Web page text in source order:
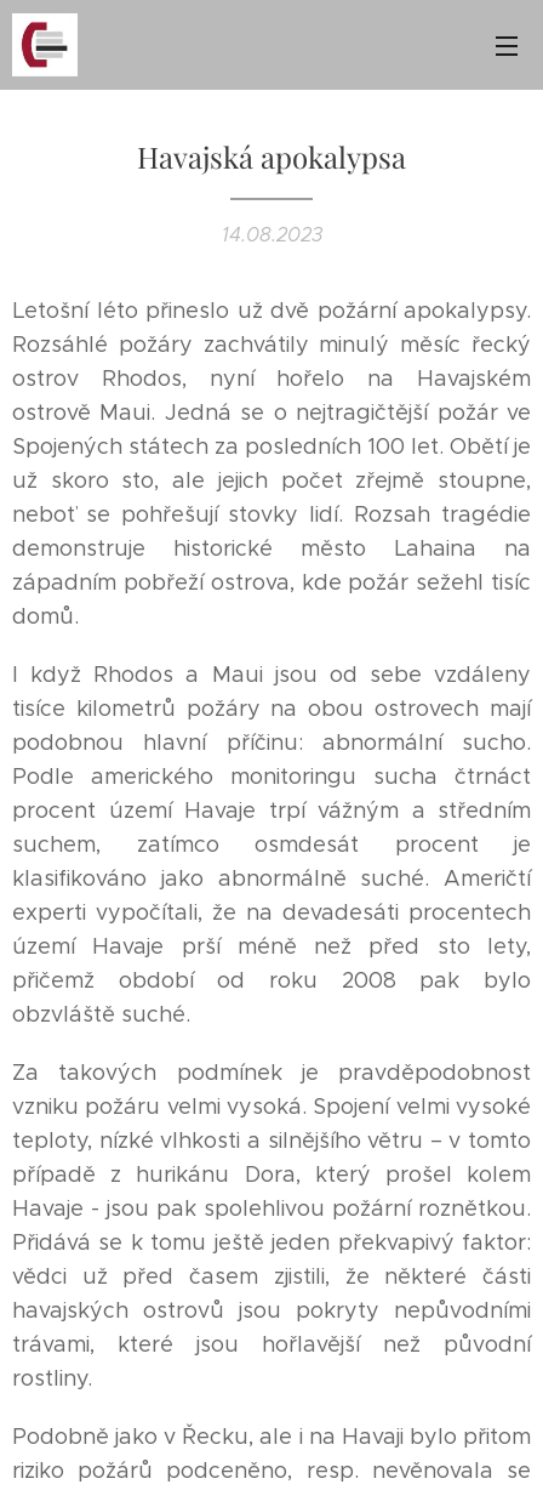
Havajská apokalypsa
14.08.2023
Letošní léto přineslo už dvě požární apokalypsy.
Rozsáhlé požáry zachvátily minulý měsíc řecký
ostrov Rhodos, nyní hořelo na Havajském
ostrově Maui. Jedná se o nejtragičtější požár ve
Spojených státech za posledních 100 let. Obětí je
už skoro sto, ale jejich počet zřejmě stoupne,
neboť se pohřešují stovky lidí. Rozsah tragédie
demonstruje historické město Lahaina na
západním pobřeží ostrova, kde požár sežehl tisíc
domů.
I když Rhodos a Maui jsou od sebe vzdáleny
tisíce kilometrů požáry na obou ostrovech mají
podobnou hlavní příčinu: abnormální sucho.
Podle amerického monitoringu sucha čtrnáct
procent území Havaje trpí vážným a středním
suchem, zatímco osmdesát procent je
klasifikováno jako abnormálně suché. Američtí
experti vypočítali, že na devadesáti procentech
území Havaje prší méně než před sto lety,
přičemž období od roku 2008 pak bylo
obzvláště suché.
Za takových podmínek je pravděpodobnost
vzniku požáru velmi vysoká. Spojení velmi vysoké
teploty, nízké vlhkosti a silnějšího větru – v tomto
případě z hurikánu Dora, který prošel kolem
Havaje - jsou pak spolehlivou požární roznětkou.
Přidává se k tomu ještě jeden překvapivý faktor:
vědci už před časem zjistili, že některé části
havajských ostrovů jsou pokryty nepůvodními
trávami, které jsou hořlavější než původní
rostliny.
Podobně jako v Řecku, ale i na Havaji bylo přitom
riziko požárů podceněno, resp. nevěnovala se